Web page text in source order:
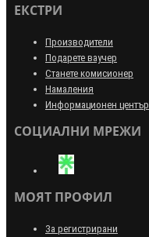
ЕКСТРИ
Производители
Подарете ваучер
Станете комисионер
Намаления
Информационен център
СОЦИАЛНИ МРЕЖИ
МОЯТ ПРОФИЛ
За регистрирани